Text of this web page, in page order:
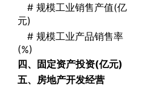
# 规模工业销售产值(亿
元)
# 规模工业产品销售率
(%)
四、固定资产投资(亿元)
五、房地产开发经营